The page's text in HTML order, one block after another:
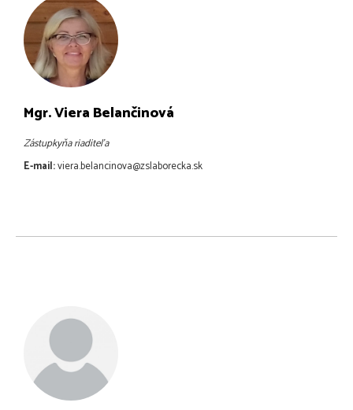
Mgr. Viera Belančinová
Zástupkyňa riaditeľa
E-mail:viera.belancinova@zslaborecka.sk